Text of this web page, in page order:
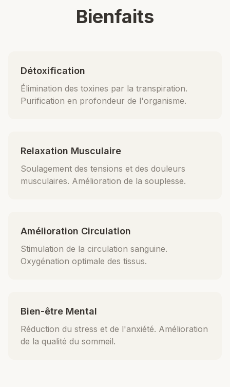
Bienfaits
Détoxification
Élimination des toxines par la transpiration.
Purification en profondeur de l'organisme.
Relaxation Musculaire
Soulagement des tensions et des douleurs
musculaires. Amélioration de la souplesse.
Amélioration Circulation
Stimulation de la circulation sanguine.
Oxygénation optimale des tissus.
Bien-être Mental
Réduction du stress et de l'anxiété. Amélioration
de la qualité du sommeil.